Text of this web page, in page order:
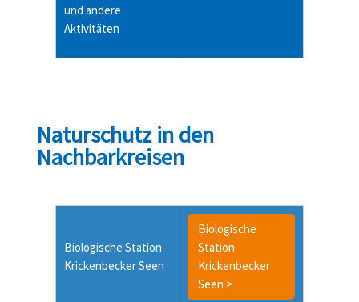
und andere
Aktivitäten
Naturschutz in den
Nachbarkreisen
Biologische Station
Krickenbecker Seen
Biologische
Station
Krickenbecker
Seen >